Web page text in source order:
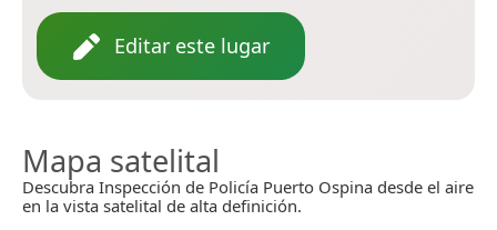
Editar este lugar
Mapa satelital
Descubra Inspección de Policía Puerto Ospina desde el aire
en la vista satelital de alta definición.